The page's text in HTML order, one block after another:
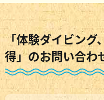
「体験ダイビング
得」のお問い合わ